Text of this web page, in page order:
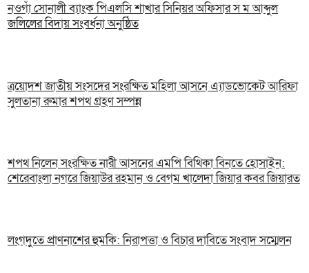
নওগাঁ সোনালী ব্যাংক পিএলসি শাখার সিনিয়র অফিসার স ম আব্দুল
জলিলের বিদায় সংবর্ধনা অনুষ্ঠিত
ত্রয়োদশ জাতীয় সংসদের সংরক্ষিত মহিলা আসনে এ্যাডভোকেট আরিফা
সুলতানা রুমার শপথ গ্রহণ সম্পন্ন
শপথ নিলেন সংরক্ষিত নারী আসনের এমপি বিথিকা বিনতে হোসাইন:
শেরেবাংলা নগরে জিয়াউর রহমান ও বেগম খালেদা জিয়ার কবর জিয়ারত
লংগদুতে প্রাণনাশের হুমকি: নিরাপত্তা ও বিচার দাবিতে সংবাদ সম্মেলন